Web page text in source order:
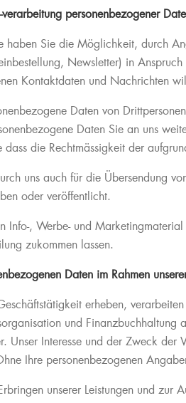
verarbeitung personenbezogener
haben Sie die Möglichkeit, durch
Newsletter) in
Kontaktdaten und Nachrichten
Daten von
Daten Sie an uns
dass die Rechtmässigkeit der
uns auch für die Übersendung
oder veröffentlicht.
Info-, Werbe- und
zukommen lassen.
Daten im Rahmen
erheben,
und
Unser Interesse und der Zweck
Ihre personenbezogenen
unserer Leistungen und